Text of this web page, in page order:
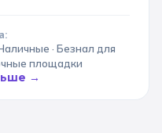
· Безнал для
площадки
→